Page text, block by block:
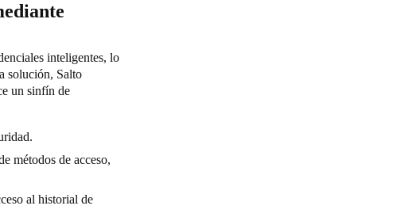
inteligentes, lo
solución, Salto
un sinfín de
métodos de acceso,
al historial de